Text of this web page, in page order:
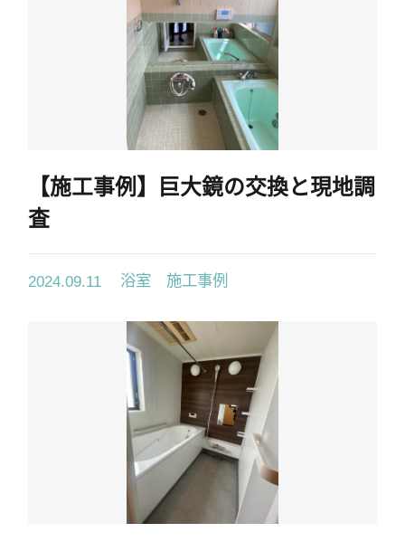
【施工事例】巨大鏡の交換と現地調
査
2024.09.11 浴室 施工事例